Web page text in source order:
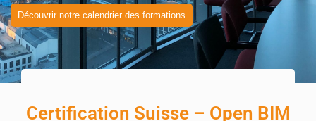
Découvrir notre calendrier des formations
Certification Suisse – Open BIM